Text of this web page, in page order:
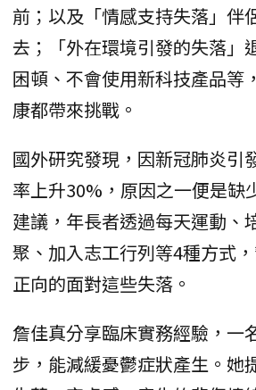
前；以及「情感支持失落」伴
去；「外在環境引發的失落」
困頓、不會使用新科技產品等
康都帶來挑戰。
國外研究發現，因新冠肺炎引
率上升30%，原因之一便是缺
建議，年長者透過每天運動、
聚、加入志工行列等4種方式
正向的面對這些失落。
詹佳真分享臨床實務經驗，一
步，能減緩憂鬱症狀產生。她